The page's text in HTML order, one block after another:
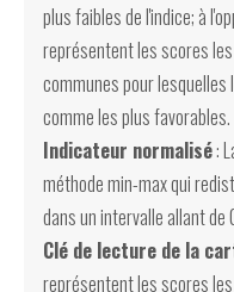
plus faibles de l'indice; à
représentent les scores
communes pour
comme les plus favorables.
Indicateur normalisé:
méthode min-max qui
dans un intervalle allant de
Clé de lecture de la
représentent les scores